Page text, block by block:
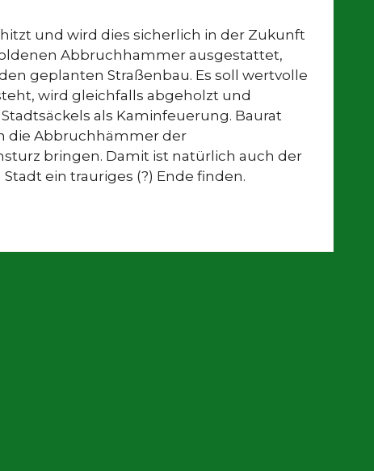
und wird dies sicherlich in der Zukunft
Abbruchhammer ausgestattet,
geplanten Straßenbau. Es soll wertvolle
wird gleichfalls abgeholzt und
als Kaminfeuerung. Baurat
die Abbruchhämmer der
bringen. Damit ist natürlich auch der
ein trauriges (?) Ende finden.